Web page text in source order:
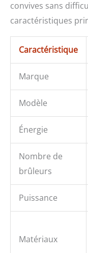
convives sans
caractéristiques
Caractéristique
Marque
Modèle
Énergie
Nombre de
brûleurs
Puissance
Matériaux